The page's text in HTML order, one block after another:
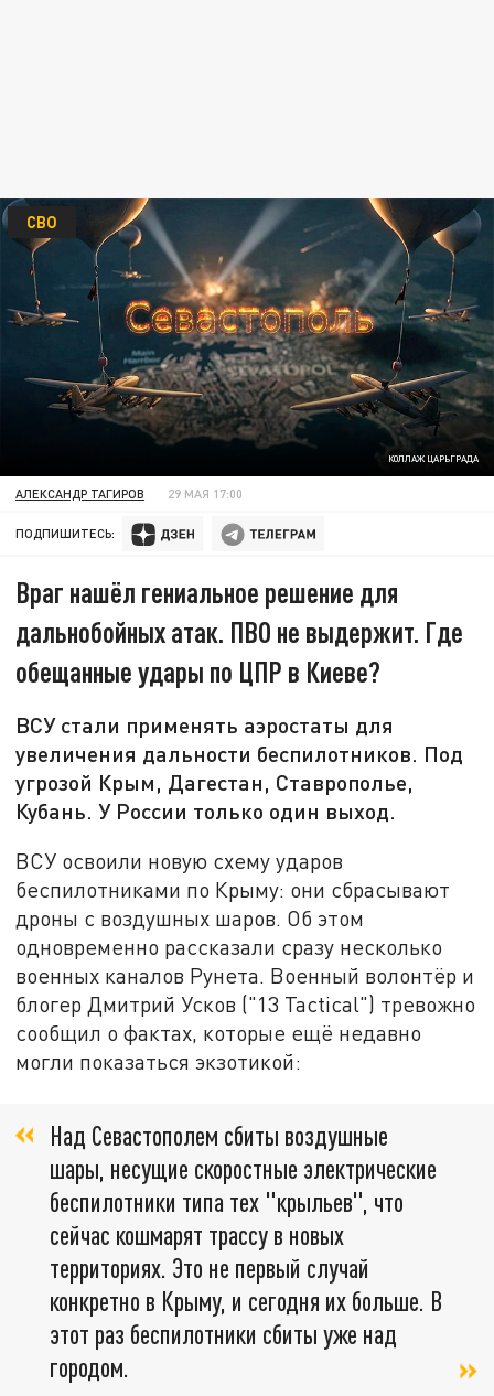
КОЛЛАЖ ЦАРЬГРАДА
СВО
АЛЕКСАНДР ТАГИРОВ 29 МАЯ 17:00
ПОДПИШИТЕСЬ:
Враг нашёл гениальное решение для
дальнобойных атак. ПВО не выдержит. Где
обещанные удары по ЦПР в Киеве?
ВСУ стали применять аэростаты для
увеличения дальности беспилотников. Под
угрозой Крым, Дагестан, Ставрополье,
Кубань. У России только один выход.
ВСУ освоили новую схему ударов
беспилотниками по Крыму: они сбрасывают
дроны с воздушных шаров. Об этом
одновременно рассказали сразу несколько
военных каналов Рунета. Военный волонтёр и
блогер Дмитрий Усков ("13 Tactical") тревожно
сообщил о фактах, которые ещё недавно
могли показаться экзотикой:
Над Севастополем сбиты воздушные
шары, несущие скоростные электрические
беспилотники типа тех "крыльев", что
сейчас кошмарят трассу в новых
территориях. Это не первый случай
конкретно в Крыму, и сегодня их больше. В
этот раз беспилотники сбиты уже над
городом.